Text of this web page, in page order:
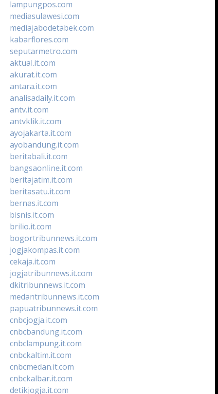
lampungpos.com
mediasulawesi.com
mediajabodetabek.com
kabarflores.com
seputarmetro.com
aktual.it.com
akurat.it.com
antara.it.com
analisadaily.it.com
antv.it.com
antvklik.it.com
ayojakarta.it.com
ayobandung.it.com
beritabali.it.com
bangsaonline.it.com
beritajatim.it.com
beritasatu.it.com
bernas.it.com
bisnis.it.com
brilio.it.com
bogortribunnews.it.com
jogjakompas.it.com
cekaja.it.com
jogjatribunnews.it.com
dkitribunnews.it.com
medantribunnews.it.com
papuatribunnews.it.com
cnbcjogja.it.com
cnbcbandung.it.com
cnbclampung.it.com
cnbckaltim.it.com
cnbcmedan.it.com
cnbckalbar.it.com
detikjogja.it.com